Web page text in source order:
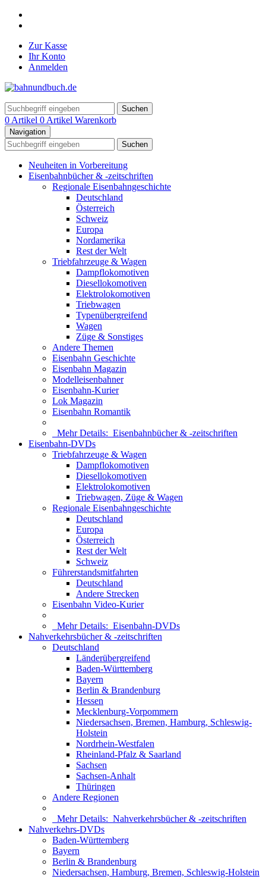
Zur Kasse
Ihr Konto
Anmelden
Suchen
0 Artikel 0 Artikel Warenkorb
Navigation
Suchen
Neuheiten in Vorbereitung
Eisenbahnbücher & -zeitschriften
Regionale Eisenbahngeschichte
Deutschland
Österreich
Schweiz
Europa
Nordamerika
Rest der Welt
Triebfahrzeuge & Wagen
Dampflokomotiven
Diesellokomotiven
Elektrolokomotiven
Triebwagen
Typenübergreifend
Wagen
Züge & Sonstiges
Andere Themen
Eisenbahn Geschichte
Eisenbahn Magazin
Modelleisenbahner
Eisenbahn-Kurier
Lok Magazin
Eisenbahn Romantik
Mehr Details: Eisenbahnbücher & -zeitschriften
Eisenbahn-DVDs
Triebfahrzeuge & Wagen
Dampflokomotiven
Diesellokomotiven
Elektrolokomotiven
Triebwagen, Züge & Wagen
Regionale Eisenbahngeschichte
Deutschland
Europa
Österreich
Rest der Welt
Schweiz
Führerstandsmitfahrten
Deutschland
Andere Strecken
Eisenbahn Video-Kurier
Mehr Details: Eisenbahn-DVDs
Nahverkehrsbücher & -zeitschriften
Deutschland
Länderübergreifend
Baden-Württemberg
Bayern
Berlin & Brandenburg
Hessen
Mecklenburg-Vorpommern
Niedersachsen, Bremen, Hamburg, Schleswig-
Holstein
Nordrhein-Westfalen
Rheinland-Pfalz & Saarland
Sachsen
Sachsen-Anhalt
Thüringen
Andere Regionen
Mehr Details: Nahverkehrsbücher & -zeitschriften
Nahverkehrs-DVDs
Baden-Württemberg
Bayern
Berlin & Brandenburg
Niedersachsen, Hamburg, Bremen, Schleswig-Holstein